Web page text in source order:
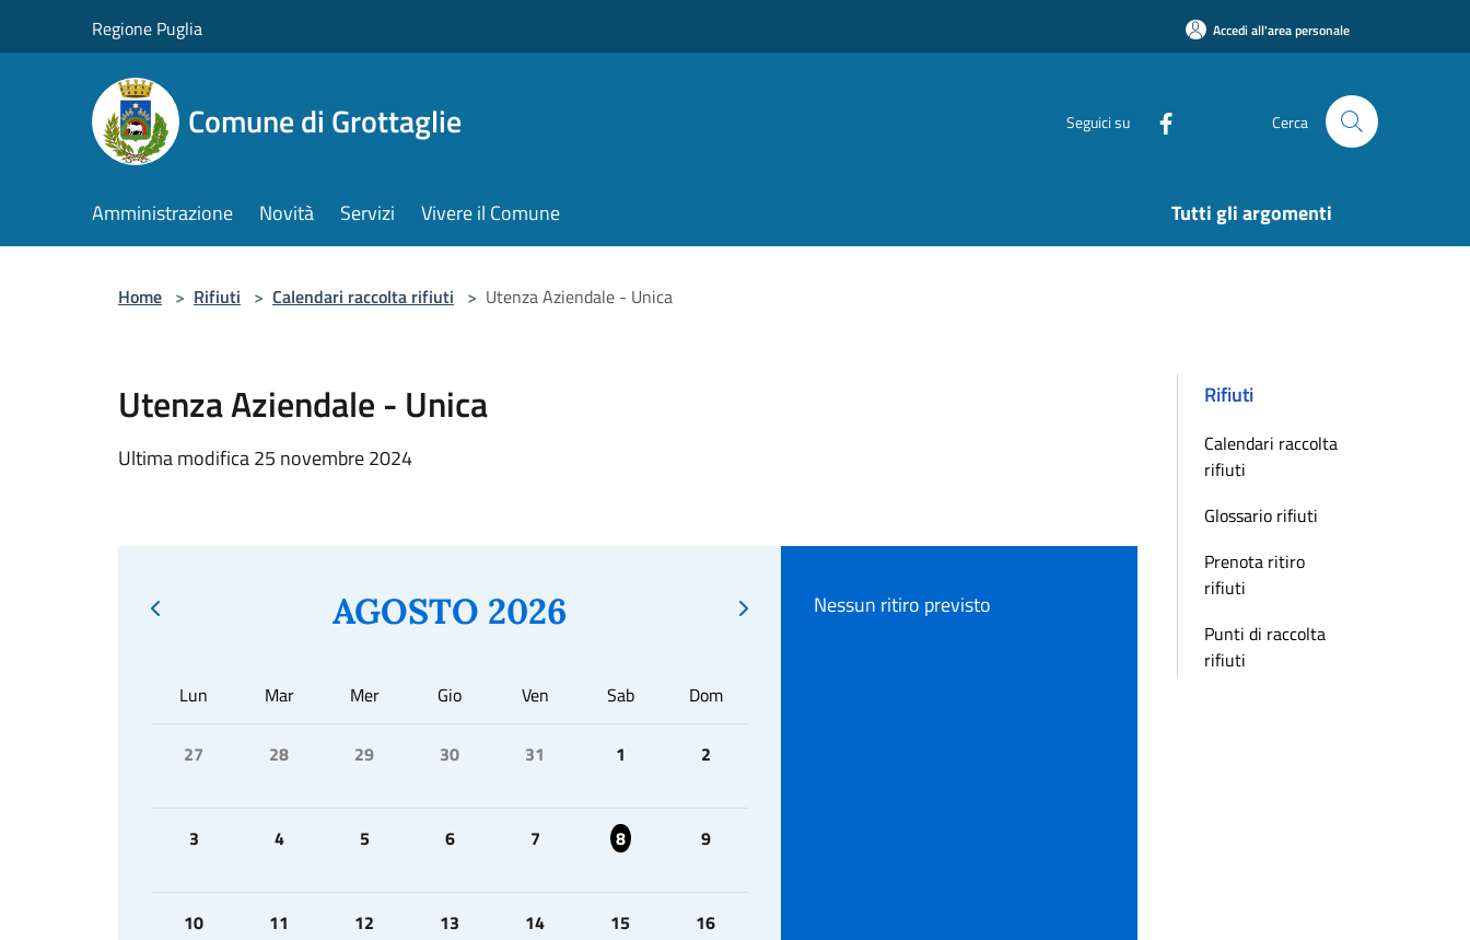
Regione Puglia Accedi all'area personale
Comune di Grottaglie Seguici su Cerca
Amministrazione Novità Servizi Vivere il Comune Tutti gli argomenti
Home > Rifiuti > Calendari raccolta rifiuti > Utenza Aziendale - Unica
Utenza Aziendale - Unica
Ultima modifica 25 novembre 2024
AGOSTO 2026
Lun Mar Mer Gio Ven Sab Dom
27 28 29 30 31 1 2
3 4 5 6 7 8 9
10 11 12 13 14 15 16
Nessun ritiro previsto
Rifiuti
Calendari raccolta
rifiuti
Glossario rifiuti
Prenota ritiro
rifiuti
Punti di raccolta
rifiuti